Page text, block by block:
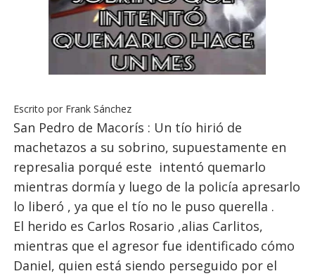
Escrito por Frank Sánchez
San Pedro de Macorís : Un tío hirió de
machetazos a su sobrino, supuestamente en
represalia porqué este intentó quemarlo
mientras dormía y luego de la policía apresarlo
lo liberó , ya que el tío no le puso querella .
El herido es Carlos Rosario ,alias Carlitos,
mientras que el agresor fue identificado cómo
Daniel, quien está siendo perseguido por el